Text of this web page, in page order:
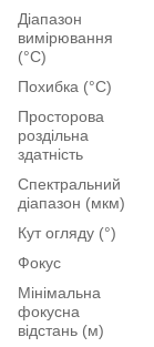
Діапазон
вимірювання
(°C)
Похибка (°C)
Просторова
роздільна
здатність
Спектральний
діапазон (мкм)
Кут огляду (°)
Фокус
Мінімальна
фокусна
відстань (м)